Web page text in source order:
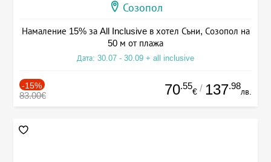
Созопол
Намаление 15% за All Inclusive в хотел Съни, Созопол на
50 м от плажа
Дата: 30.07 - 30.09 + all inclusive
-15%
83.00€ 70.55
€ / 137.98
лв.